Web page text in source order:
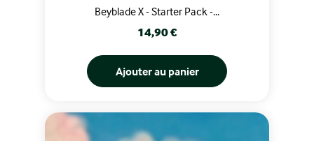
Beyblade X - Starter Pack -...
Prix
14,90 €
Ajouter au panier